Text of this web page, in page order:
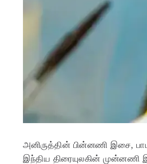
அனிருத்தின் பின்னணி இசை,
இந்திய திரையுலகின் முன்னணி